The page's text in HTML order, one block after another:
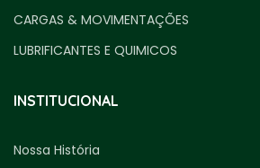
CARGAS & MOVIMENTAÇÕES
LUBRIFICANTES E QUIMICOS
INSTITUCIONAL
Nossa História